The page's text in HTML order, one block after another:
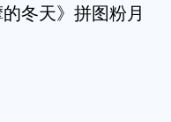
冬天》拼图粉月